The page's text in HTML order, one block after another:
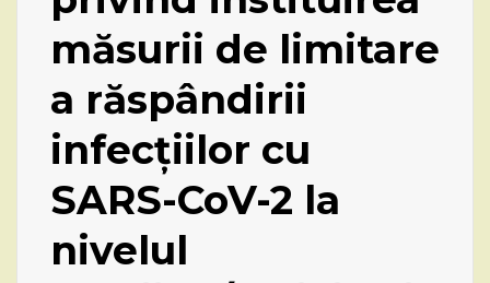
măsurii de limitare
a răspândirii
infecțiilor cu
SARS-CoV-2 la
nivelul